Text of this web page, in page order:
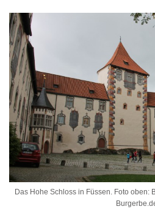
Das Hohe Schloss in Füssen. Foto oben: